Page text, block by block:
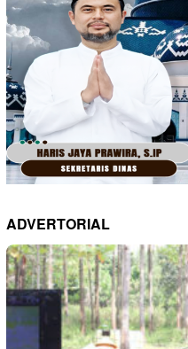
ADVERTORIAL